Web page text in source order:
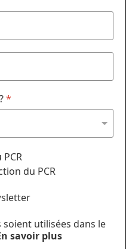
*
du PCR
soient utilisées dans le
savoir plus